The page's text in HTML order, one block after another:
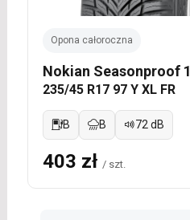
Opona całoroczna
Nokian Seasonproof 1
235/45 R17 97 Y XL FR
B B 72 dB
403 zł / szt.